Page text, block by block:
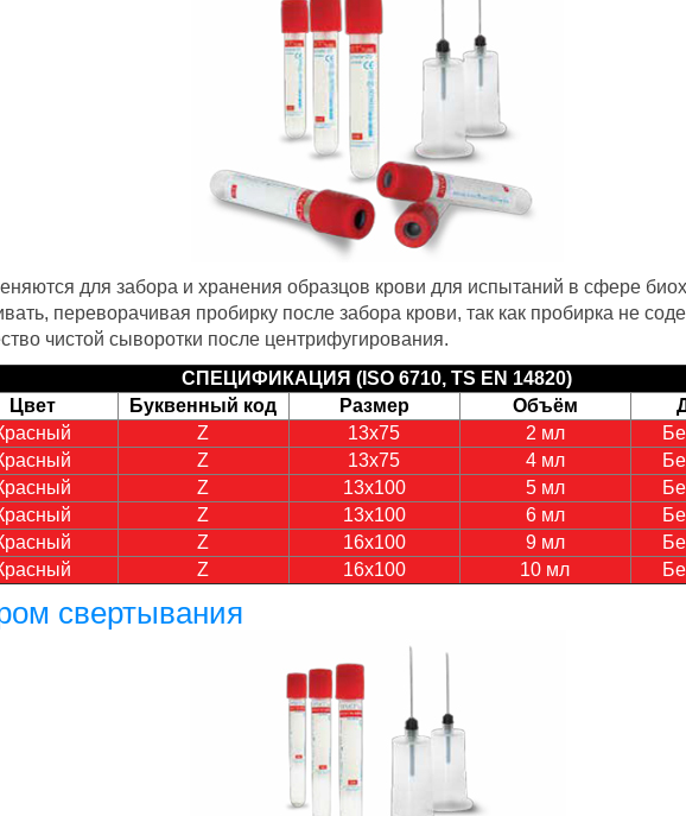
для забора и хранения образцов крови для испытаний в сфере
переворачивая пробирку после забора крови, так как пробирка не
чистой сыворотки после центрифугирования.
СПЕЦИФИКАЦИЯ (ISO 6710, TS EN 14820)
Цвет Буквенный код Размер Объём
Z 13х75 2 мл
Z 13х75 4 мл
Z 13х100 5 мл
Z 13х100 6 мл
Z 16х100 9 мл
Z 16х100 10 мл
свертывания